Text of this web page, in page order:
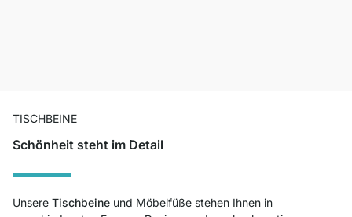
TISCHBEINE
Schönheit steht im Detail
Unsere Tischbeine und Möbelfüße stehen Ihnen in